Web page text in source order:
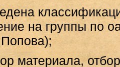
на группы по
материала,